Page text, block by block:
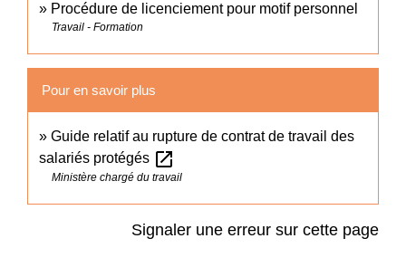
Procédure de licenciement pour motif personnel
Travail - Formation
Pour en savoir plus
Guide relatif au rupture de contrat de travail des
salariés protégés open_in_new
Ministère chargé du travail
Signaler une erreur sur cette page